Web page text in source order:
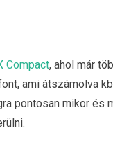
Compact, ahol már
ami átszámolva
pontosan mikor és